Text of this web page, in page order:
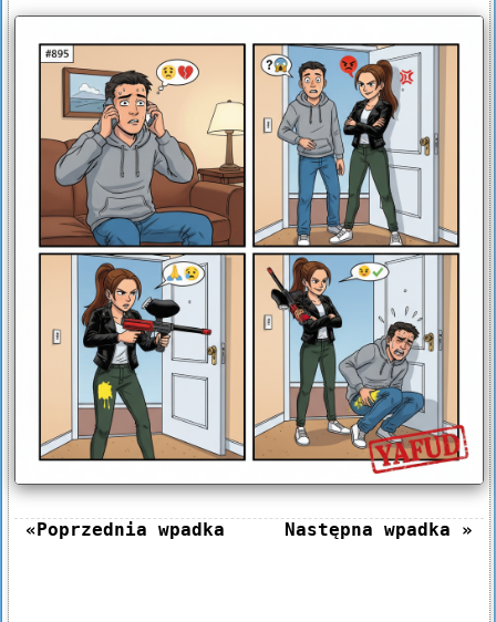
«Poprzednia wpadka Następna wpadka »